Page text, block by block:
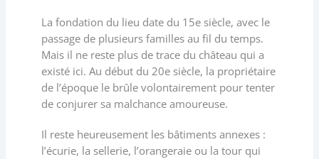
La fondation du lieu date du 15e siècle, avec le
passage de plusieurs familles au fil du temps.
Mais il ne reste plus de trace du château qui a
existé ici. Au début du 20e siècle, la propriétaire
de l’époque le brûle volontairement pour tenter
de conjurer sa malchance amoureuse.
Il reste heureusement les bâtiments annexes :
l’écurie, la sellerie, l’orangeraie ou la tour qui